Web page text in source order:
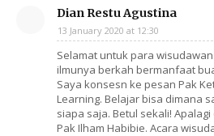
Dian Restu Agustina
13 January 2020 at 12:30
Selamat untuk para
ilmunya berkah bermanfaat
Saya konsesn ke pesan Pak
Learning. Belajar bisa dimana
siapa saja. Betul sekali!
Pak Ilham Habibie. Acara